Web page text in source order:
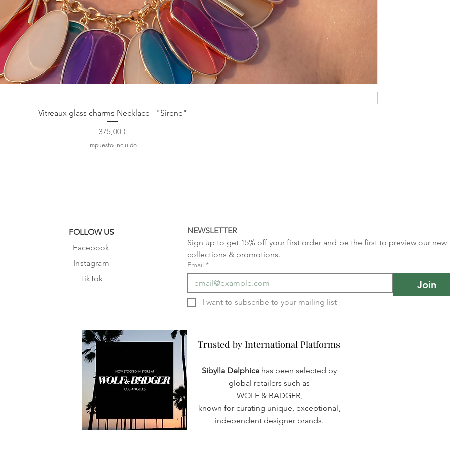
Vitreaux glass charms Necklace - "Sirene"
Precio
375,00 €
Impuesto incluido
FOLLOW US
Facebook
Instagram
TikTok
NEWSLETTER
Sign up to get 15% off your first order and be the first to preview our new
collections & promotions.
Email *
Join
Trusted by International Platforms
Trusted by International Platforms
Sibylla Delphica has been selected by
global retailers such as
WOLF & BADGER,
known for curating unique, exceptional,
independent designer brands.